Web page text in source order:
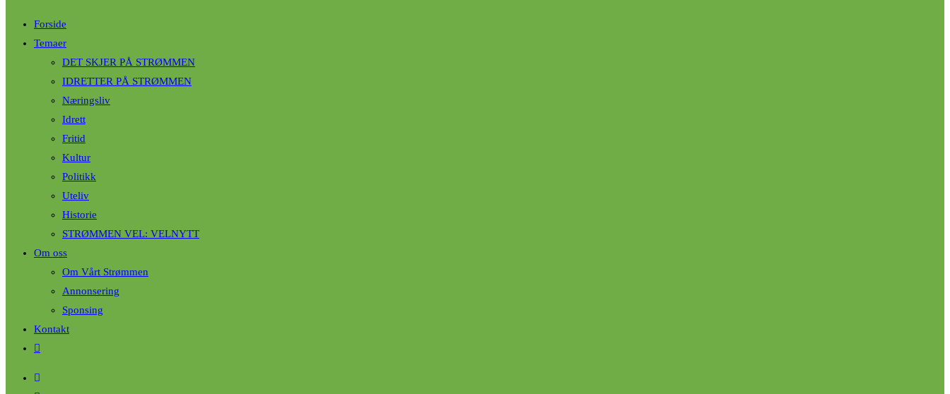
Forside
Temaer
DET SKJER PÅ STRØMMEN
IDRETTER PÅ STRØMMEN
Næringsliv
Idrett
Fritid
Kultur
Politikk
Uteliv
Historie
STRØMMEN VEL: VELNYTT
Om oss
Om Vårt Strømmen
Annonsering
Sponsing
Kontakt